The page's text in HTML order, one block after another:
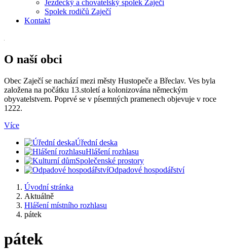
Jezdecký a chovatelský spolek Zaječí
Spolek rodičů Zaječí
Kontakt
O naší obci
Obec Zaječí se nachází mezi městy Hustopeče a Břeclav. Ves byla
založena na počátku 13.století a kolonizována německým
obyvatelstvem. Poprvé se v písemných pramenech objevuje v roce
1222.
Více
Úřední deska
Hlášení rozhlasu
Společenské prostory
Odpadové hospodářství
Úvodní stránka
Aktuálně
Hlášení místního rozhlasu
pátek
pátek